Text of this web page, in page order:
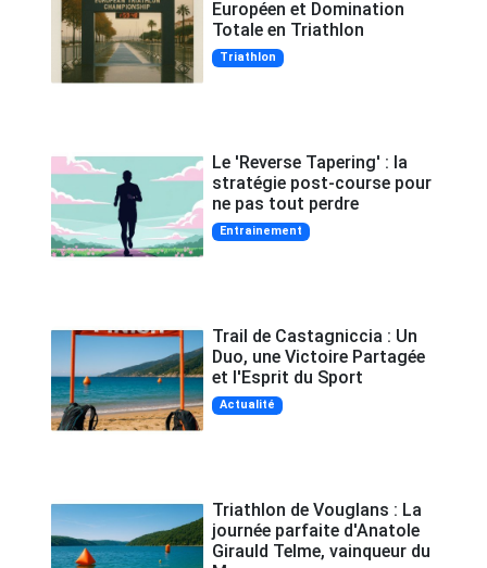
Européen et Domination
Totale en Triathlon
Triathlon
Le 'Reverse Tapering' : la
stratégie post-course pour
ne pas tout perdre
Entrainement
Trail de Castagniccia : Un
Duo, une Victoire Partagée
et l'Esprit du Sport
Actualité
Triathlon de Vouglans : La
journée parfaite d'Anatole
Girauld Telme, vainqueur du